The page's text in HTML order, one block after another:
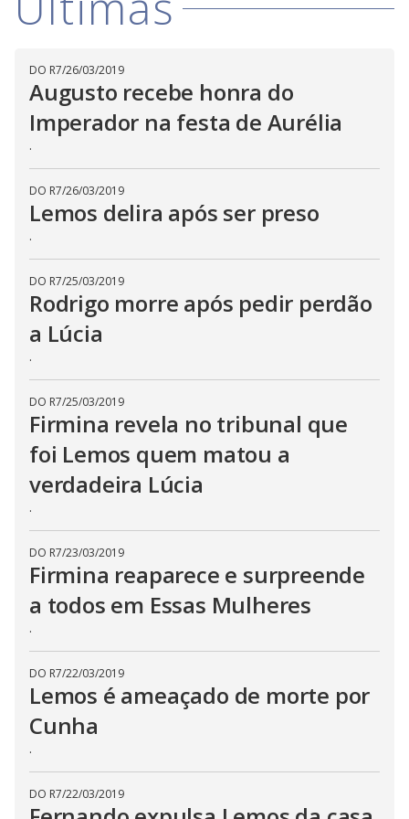
d
e
o
DO R7/26/03/2019
Augusto recebe honra do
Imperador na festa de Aurélia
.
DO R7/26/03/2019
Lemos delira após ser preso
.
DO R7/25/03/2019
Rodrigo morre após pedir perdão
a Lúcia
.
DO R7/25/03/2019
Firmina revela no tribunal que
foi Lemos quem matou a
verdadeira Lúcia
.
DO R7/23/03/2019
Firmina reaparece e surpreende
a todos em Essas Mulheres
.
DO R7/22/03/2019
Lemos é ameaçado de morte por
Cunha
.
DO R7/22/03/2019